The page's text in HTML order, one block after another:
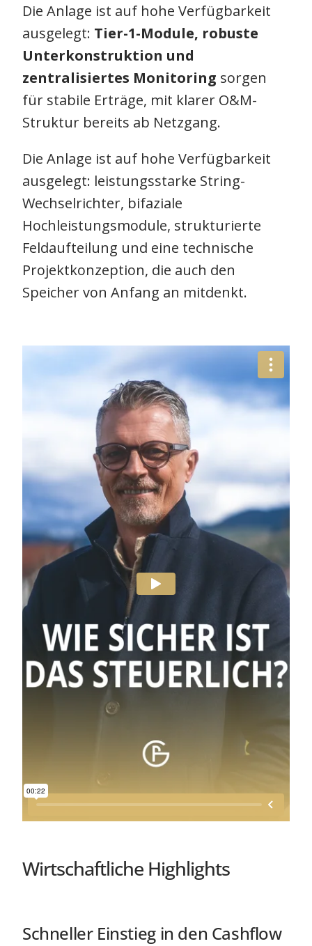
Die Anlage ist auf hohe Verfügbarkeit
ausgelegt: Tier-1-Module, robuste
Unterkonstruktion und
zentralisiertes Monitoring sorgen
für stabile Erträge, mit klarer O&M-
Struktur bereits ab Netzgang.
Die Anlage ist auf hohe Verfügbarkeit
ausgelegt: leistungsstarke String-
Wechselrichter, bifaziale
Hochleistungsmodule, strukturierte
Feldaufteilung und eine technische
Projektkonzeption, die auch den
Speicher von Anfang an mitdenkt.
Wirtschaftliche Highlights
Schneller Einstieg in den Cashflow